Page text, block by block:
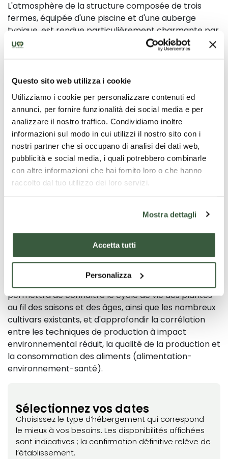
Questo sito web utilizza i cookie
Utilizziamo i cookie per personalizzare contenuti ed
annunci, per fornire funzionalità dei social media e per
analizzare il nostro traffico. Condividiamo inoltre
informazioni sul modo in cui utilizzi il nostro sito con i
nostri partner che si occupano di analisi dei dati web,
pubblicità e social media, i quali potrebbero combinarle
con altre informazioni che hai fornito loro o che hanno
raccolto dal tuo utilizzo dei loro servizi.
Mostra dettagli
Accetta tutti
Personalizza
L'atmosphère de la structure composée de trois
fermes, équipée d'une piscine et d'une auberge
typique, est rendue particulièrement charmante par
la végétation séculaire, la production d'huile d'olive et
Certaines des anciennes fermes habitées par les
agriculteurs du domaine ont été entièrement
restaurées et divisées en unités accueillantes et
élégantes, en conservant le charme typique des
maisons ombriennes, comme la terre cuite, la pierre
et les poutres apparentes, embrassant une culture
de récupération matérielle qui nous est chère.
Sur la colline la plus pittoresque du domaine, une
piscine avec solarium a été construite pour l'usage
Les enfants peuvent jouer dans un coin
Les hôtes auront également la possibilité d'observer
de près et de participer, s'ils le souhaitent, à toutes
les activités de l'exploitation et de l'agriculture :
visites des vignobles et du potager, ce qui leur
permettra de connaître le cycle de vie des plantes
au fil des saisons et des âges, ainsi que les nombreux
cultivars existants, et d'approfondir la corrélation
entre les techniques de production à impact
environnemental réduit, la qualité de la production et
la consommation des aliments (alimentation-
environnement-santé).
Sélectionnez vos dates
Choisissez le type d’hébergement qui correspond
le mieux à vos besoins. Les disponibilités affichées
sont indicatives ; la confirmation définitive relève de
l’établissement.